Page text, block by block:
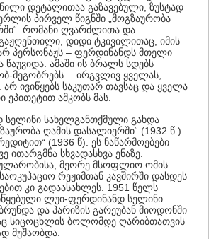
დეტალითაა გაზავებული, ზუსტად
პირველ წიგნში „მოგზაურობა
რომანი ღვარძლითა და
დიდი ტკივილითაც, იმის
პერსონაჟს – ფერდინანდს მთელი
წაუვიდა. ამაში ის ბრალს სდებს
მეგობრებს… ირგვლივ ყველას,
ივიწყებს საკუთარ თავსაც და ყველა
ეპითეტით ამკობს მას.
სახელგანთქმული გახდა
ღამის დასალიერში“ (1932 წ.)
(1936 წ). ეს ნაწარმოებები
ითარგმნა სხვადასხვა ენაზე.
მეორე მსოფლიო ომის
რეჟიმთან კავშირში დასდეს
კი გადაასახლეს. 1951 წელს
ლუი-ფერდინანდ სელინი
და პარიზის გარეუბან მიოდონში
სიცოცხლის ბოლომდე ღარიბთათვის
მუშაობდა.